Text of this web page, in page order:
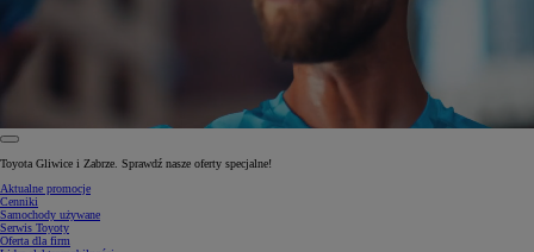
0:31 / 1:34
Toyota Gliwice i Zabrze. Sprawdź nasze oferty specjalne!
Aktualne promocje
Cenniki
Samochody używane
Serwis Toyoty
Oferta dla firm